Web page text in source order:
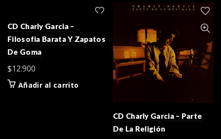
CD Charly Garcia –
Filosofia Barata Y Zapatos
De Goma
$12.900
Añadir al carrito
CD Charly Garcia – Parte
De La Religión